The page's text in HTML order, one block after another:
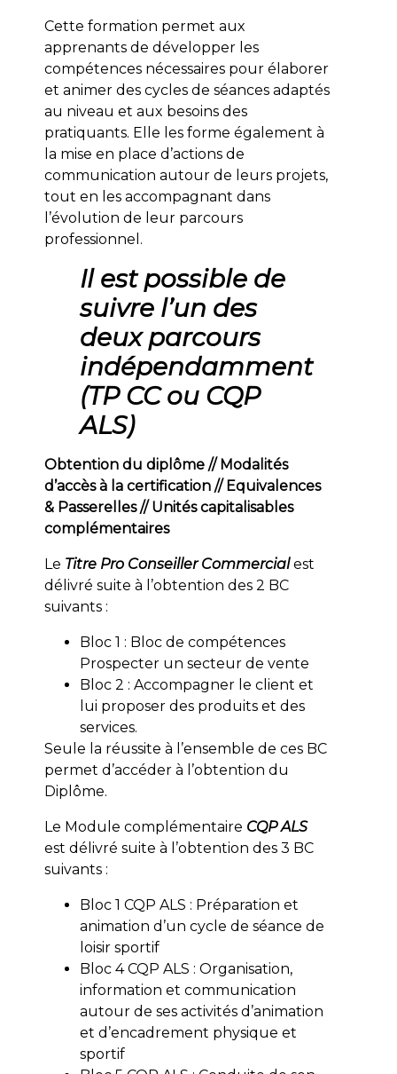
Cette formation permet aux
apprenants de développer les
compétences nécessaires pour élaborer
et animer des cycles de séances adaptés
au niveau et aux besoins des
pratiquants. Elle les forme également à
la mise en place d’actions de
communication autour de leurs projets,
tout en les accompagnant dans
l’évolution de leur parcours
professionnel.
Il est possible de
suivre l’un des
deux parcours
indépendamment
(TP CC ou CQP
ALS)
Obtention du diplôme // Modalités
d’accès à la certification // Equivalences
& Passerelles // Unités capitalisables
complémentaires
Le Titre Pro Conseiller Commercialest
délivré suite à l’obtention des 2 BC
suivants :
Bloc 1 : Bloc de compétences
Prospecter un secteur de vente
Bloc 2 : Accompagner le client et
lui proposer des produits et des
services.
Seule la réussite à l’ensemble de ces BC
permet d’accéder à l’obtention du
Diplôme.
Le Module complémentaire CQP ALS
est délivré suite à l’obtention des 3 BC
suivants :
Bloc 1 CQP ALS : Préparation et
animation d’un cycle de séance de
loisir sportif
Bloc 4 CQP ALS : Organisation,
information et communication
autour de ses activités d’animation
et d’encadrement physique et
sportif